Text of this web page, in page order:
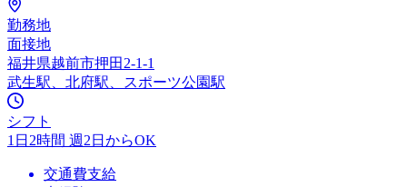
勤務地
面接地
福井県越前市押田2-1-1
武生駅、北府駅、スポーツ公園駅
シフト
1日2時間 週2日からOK
交通費支給